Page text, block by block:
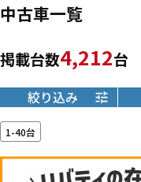
中古車一覧
掲載台数4,212台
絞り込み
1-40台